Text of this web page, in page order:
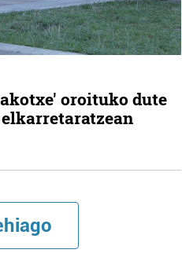
oroituko dute